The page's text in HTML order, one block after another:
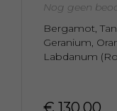
Nog geen
Bergamot,
Geranium,
Labdanum
€ 130,00